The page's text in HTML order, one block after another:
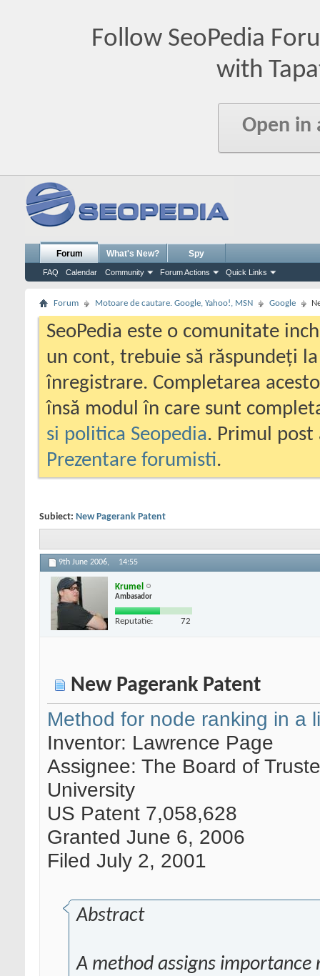
Follow SeoPedia
with
Open in
Forum
FAQ Calendar Community Forum Actions Quick Links
What's New? Spy
Forum Motoare de cautare. Google, Yahoo!, MSN Google
SeoPedia este o comunitate
un cont, trebuie să răspundeți
înregistrare. Completarea
însă modul în care sunt
si politica Seopedia. Primul
Prezentare forumisti.
Subiect: New Pagerank Patent
9th June 2006, 14:55
Krumel
Ambasador
Reputatie: 72
New Pagerank Patent
Method for node ranking in a
Inventor: Lawrence Page
Assignee: The Board of
University
US Patent 7,058,628
Granted June 6, 2006
Filed July 2, 2001
Abstract
A method assigns importance